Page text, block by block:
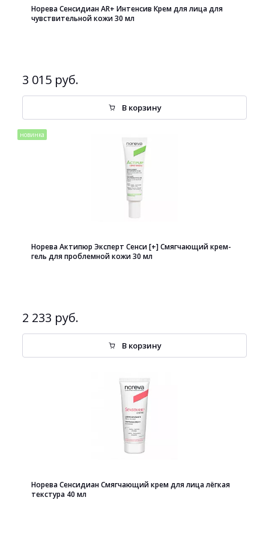
Норева Сенсидиан AR+ Интенсив Крем для лица для
чувствительной кожи 30 мл
3 015 руб.
В корзину
новинка
Норева Актипюр Эксперт Сенси [+] Смягчающий крем-
гель для проблемной кожи 30 мл
2 233 руб.
В корзину
Норева Сенсидиан Смягчающий крем для лица лёгкая
текстура 40 мл